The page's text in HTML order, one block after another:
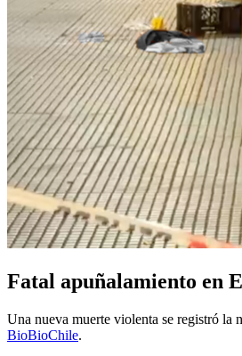
Fatal apuñalamiento en
Una nueva muerte violenta se registró la
BioBioChile.